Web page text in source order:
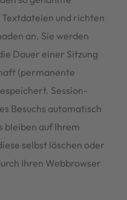
Textdateien und richten
an. Sie werden
Dauer einer Sitzung
(permanente
Session-
Besuchs automatisch
bleiben auf Ihrem
selbst löschen oder
Ihren Webbrowser